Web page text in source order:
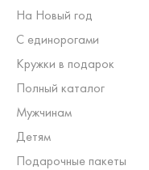
На Новый год
С единорогами
Кружки в подарок
Полный каталог
Мужчинам
Детям
Подарочные пакеты